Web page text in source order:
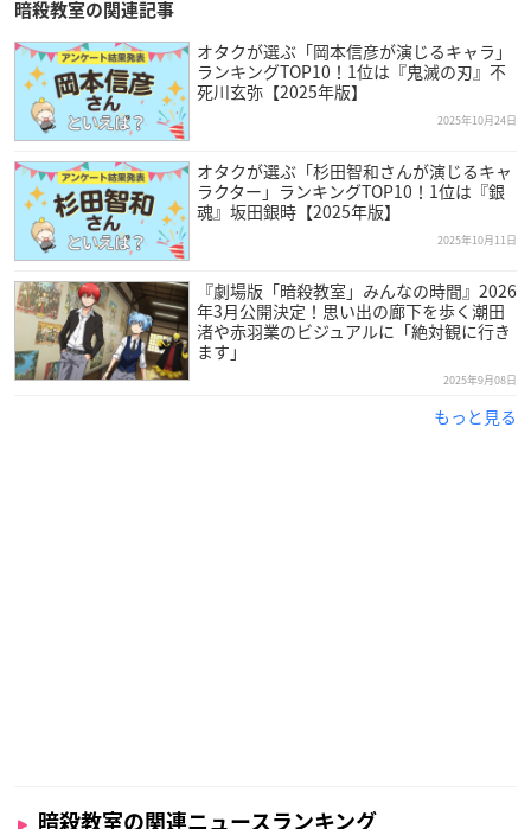
暗殺教室の関連記事
オタクが選ぶ「岡本信彦が演じるキャラ」
ランキングTOP10！1位は『鬼滅の刃』不
死川玄弥【2025年版】
2025年10月24日
オタクが選ぶ「杉田智和さんが演じるキャ
ラクター」ランキングTOP10！1位は『銀
魂』坂田銀時【2025年版】
2025年10月11日
『劇場版「暗殺教室」みんなの時間』2026
年3月公開決定！思い出の廊下を歩く潮田
渚や赤羽業のビジュアルに「絶対観に行き
ます」
2025年9月08日
もっと見る
暗殺教室の関連ニュースランキング